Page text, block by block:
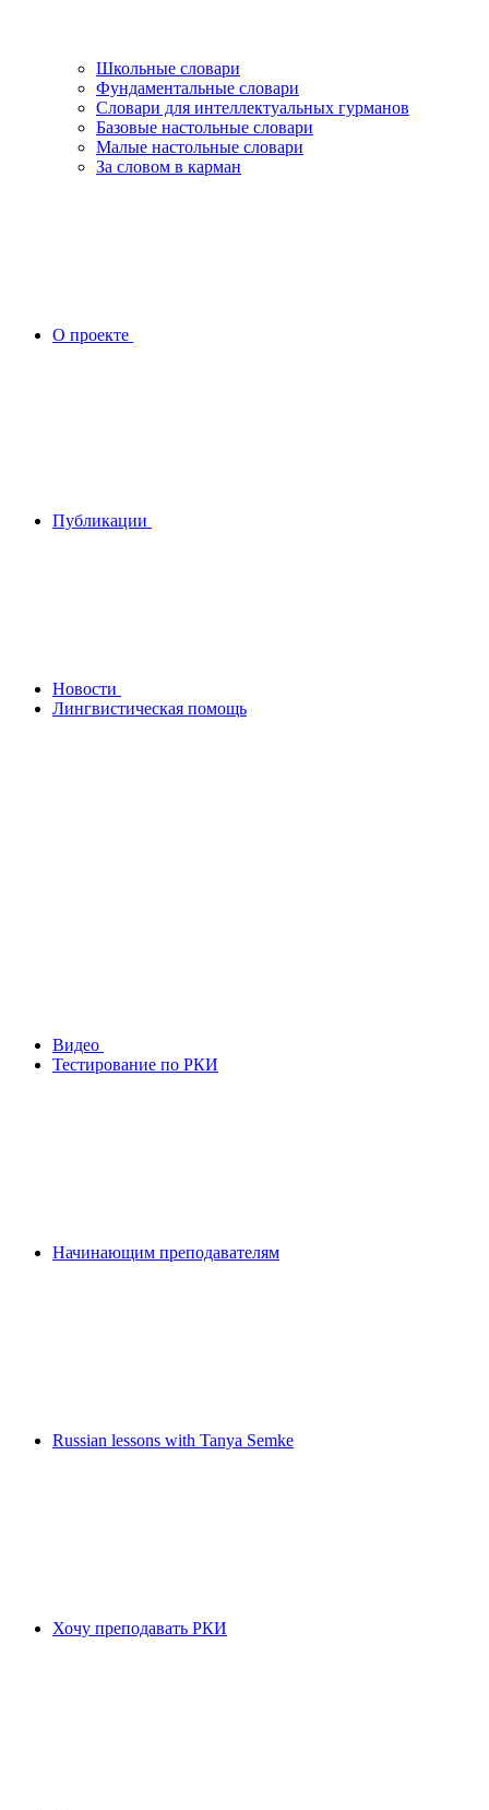
Школьные словари
Фундаментальные словари
Словари для интеллектуальных гурманов
Базовые настольные словари
Малые настольные словари
За словом в карман
О проекте
Публикации
Новости
Лингвистическая помощь
Видео
Тестирование по РКИ
Начинающим преподавателям
Russian lessons with Tanya Semke
Хочу преподавать РКИ